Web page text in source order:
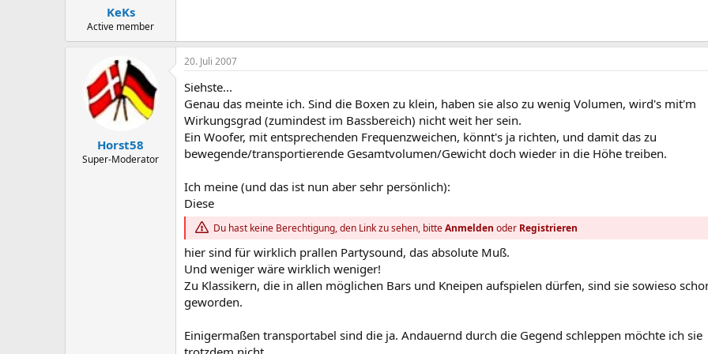
KeKs
Active member
Horst58
Super-Moderator
20. Juli 2007
Siehste...
Genau das meinte ich. Sind die Boxen zu klein, haben sie also zu wenig Volumen, wird's mit'm
Wirkungsgrad (zumindest im Bassbereich) nicht weit her sein.
Ein Woofer, mit entsprechenden Frequenzweichen, könnt's ja richten, und damit das zu
bewegende/transportierende Gesamtvolumen/Gewicht doch wieder in die Höhe treiben.
Ich meine (und das ist nun aber sehr persönlich):
Diese
Du hast keine Berechtigung, den Link zu sehen, bitteAnmelden oder Registrieren
hier sind für wirklich prallen Partysound, das absolute Muß.
Und weniger wäre wirklich weniger!
Zu Klassikern, die in allen möglichen Bars und Kneipen aufspielen dürfen, sind sie sowieso
geworden.
Einigermaßen transportabel sind die ja. Andauernd durch die Gegend schleppen möchte ich sie